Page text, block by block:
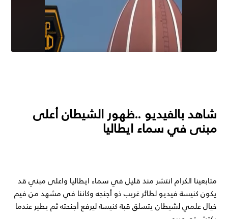
شاهد بالفيديو ..ظهور الشيطان أعلى
مبنى في سماء ايطاليا
متابعينا الكرام انتشر منذ قليل في سماء ايطاليا واعلى مبني قد
يكون كنيسة فيديو لطائر غريب ذو أجنجه وكاننا في مشهد من فيم
خيال علمي لشيطان يتسلق قبة كنيسة ليرفع أجنحته ثم يطير عندما